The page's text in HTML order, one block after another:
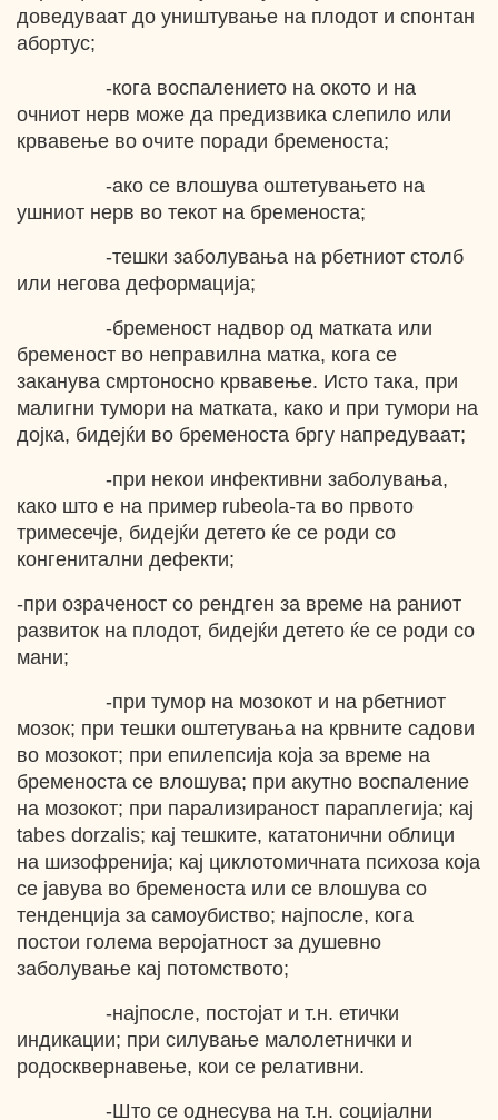
доведуваат до уништување на плодот и спонтан
абортус;
-кога воспалението на окото и на
очниот нерв може да предизвика слепило или
крвавење во очите поради бременоста;
-ако се влошува оштетувањето на
ушниот нерв во текот на бременоста;
-тешки заболувања на рбетниот столб
или негова деформација;
-бременост надвор од матката или
бременост во неправилна матка, кога се
заканува смртоносно крвавење. Исто така, при
малигни тумори на матката, како и при тумори на
дојка, бидејќи во бременоста бргу напредуваат;
-при некои инфективни заболувања,
како што е на пример rubeola-та во првото
тримесечје, бидејќи детето ќе се роди со
конгенитални дефекти;
-при озраченост со рендген за време на раниот
развиток на плодот, бидејќи детето ќе се роди со
мани;
-при тумор на мозокот и на рбетниот
мозок; при тешки оштетувања на крвните садови
во мозокот; при епилепсија која за време на
бременоста се влошува; при акутно воспаление
на мозокот; при парализираност параплегија; кај
tabes dorzalis; кaj тешките, кататонични облици
на шизофренија; кај циклотомичната психоза која
се јавува во бременоста или се влошува со
тенденција за самоубиство; најпосле, кога
постои голема веројатност за душевно
заболување кај потомството;
-најпосле, постојат и т.н. етички
индикации; при силување малолетнички и
родосквернавење, кои се релативни.
-Што се однесува на т.н. социјални